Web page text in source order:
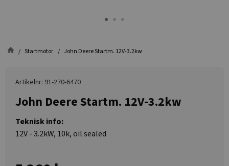
Startmotor John Deere Startm. 12V-3.2kw
Artikelnr: 91-270-6470
John Deere Startm. 12V-3.2kw
Teknisk info:
12V - 3.2kW, 10k, oil sealed